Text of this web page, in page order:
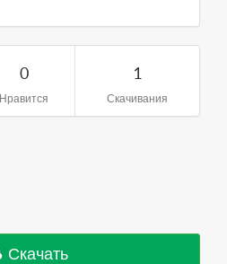
0
Нравится
1
Скачивания
Скачать